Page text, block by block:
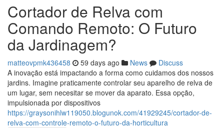
Cortador de Relva com
Comando Remoto: O Futuro
da Jardinagem?
matteovpmk436458 59 days ago News
Discuss
A inovação está impactando a forma como cuidamos dos nossos
jardins. Imagine praticamente controlar seu aparelho de relva de
um lugar, sem necesitar se mover da aparato. Essa opção,
impulsionada por dispositivos
https://graysonihlw119050.blogunok.com/41929245/cortador-de-
relva-com-controle-remoto-o-futuro-da-horticultura